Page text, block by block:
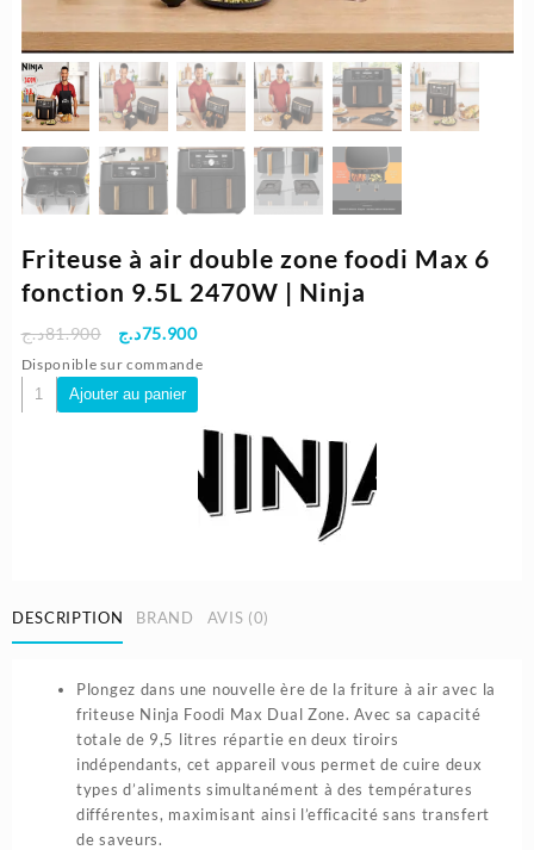
Friteuse à air double zone foodi Max 6
fonction 9.5L 2470W | Ninja
81.900د.ج
Le
prix
initial
était :
75.900د.ج
Le
prix
actuel
est :
Disponible sur commande
quantité
de
6
fonction
2470W
Ajouter au panier
DESCRIPTION BRAND AVIS (0)
Plongez dans une nouvelle ère de la friture à air avec la
friteuse Ninja Foodi Max Dual Zone. Avec sa capacité
totale de 9,5 litres répartie en deux tiroirs
indépendants, cet appareil vous permet de cuire deux
types d’aliments simultanément à des températures
différentes, maximisant ainsi l’efficacité sans transfert
de saveurs.